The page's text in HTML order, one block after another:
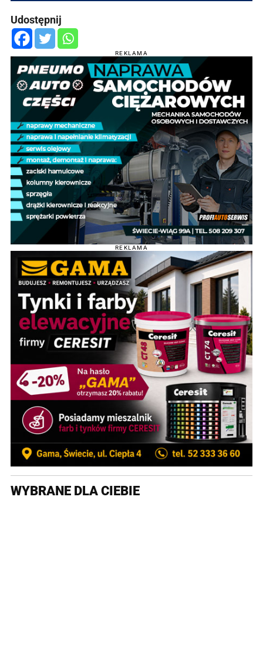
Udostępnij
REKLAMA
REKLAMA
WYBRANE DLA CIEBIE